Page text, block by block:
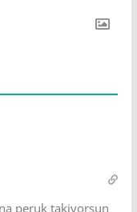
peruk takiyorsun